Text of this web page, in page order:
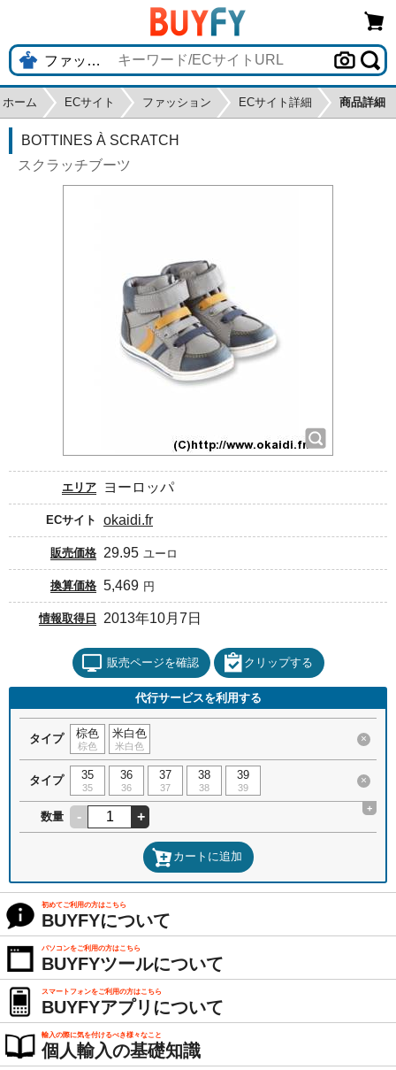
ホーム ECサイト ファッション ECサイト詳細 商品詳細
BOTTINES À SCRATCH
スクラッチブーツ
エリア ヨーロッパ
ECサイト okaidi.fr
販売価格 29.95 ユーロ
換算価格 5,469 円
情報取得日 2013年10月7日
販売ページを確認 クリップする
代行サービスを利用する
タイプ 棕色
棕色
米白色
米白色
×
タイプ 35
35
36
36
37
37
38
38
39
39
×
数量 - +
+
カートに追加
初めてご利用の方はこちら
BUYFYについて
パソコンをご利用の方はこちら
BUYFYツールについて
スマートフォンをご利用の方はこちら
BUYFYアプリについて
輸入の際に気を付けるべき様々なこと
個人輸入の基礎知識